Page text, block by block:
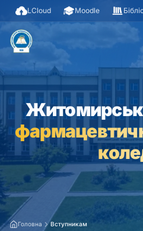
LCloud Moodle
Головна Вступникам